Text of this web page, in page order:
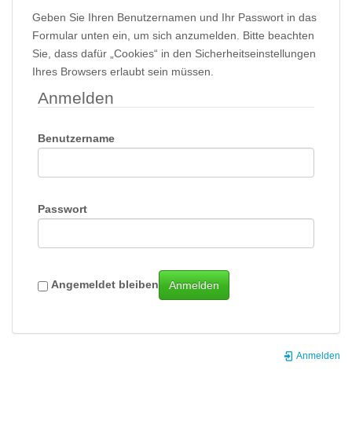
Geben Sie Ihren Benutzernamen und Ihr Passwort in das
Formular unten ein, um sich anzumelden. Bitte beachten
Sie, dass dafür „Cookies“ in den Sicherheitseinstellungen
Ihres Browsers erlaubt sein müssen.
Anmelden
Benutzername
Passwort
Angemeldet bleiben Anmelden
Anmelden